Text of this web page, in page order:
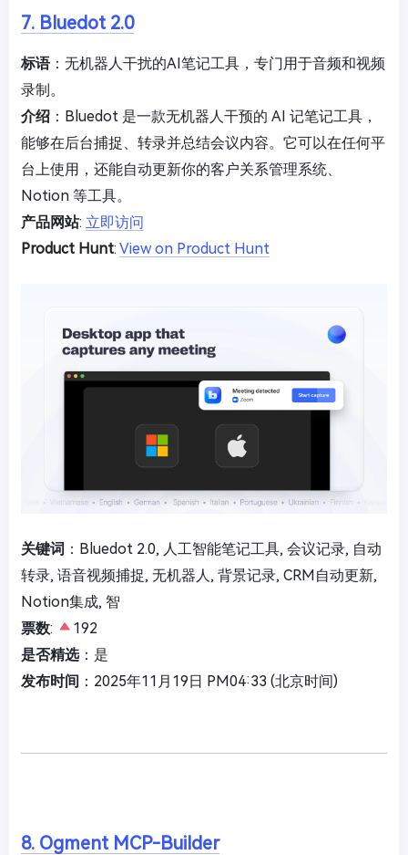
7. Bluedot 2.0
标语：无机器人干扰的AI笔记工具，专门用于音频和视频
录制。
介绍 ：Bluedot 是一款无机器人干预的 AI 记笔记工具，
能够在后台捕捉、转录并总结会议内容。它可以在任何平
台上使用，还能自动更新你的客户关系管理系统、
Notion 等工具。
产品网站: 立即访问
Product Hunt: View on Product Hunt
关键词 ：Bluedot 2.0, 人工智能笔记工具, 会议记录, 自动
转录, 语音视频捕捉, 无机器人, 背景记录, CRM自动更新,
Notion集成, 智
票数:
192
是否精选：是
发布时间 ：2025年11月19日 PM04:33 (北京时间)
8. Ogment MCP-Builder